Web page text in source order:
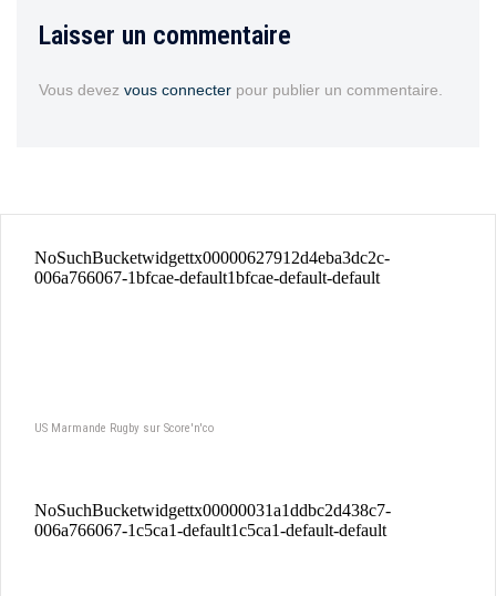
Laisser un commentaire
Vous devez vous connecter pour publier un commentaire.
US Marmande Rugby sur Score'n'co